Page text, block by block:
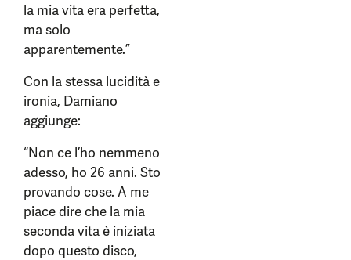
la mia vita era perfetta,
ma solo
apparentemente.”
Con la stessa lucidità e
ironia, Damiano
aggiunge:
“Non ce l’ho nemmeno
adesso, ho 26 anni. Sto
provando cose. A me
piace dire che la mia
seconda vita è iniziata
dopo questo disco,